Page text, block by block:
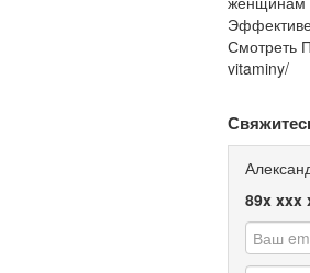
Смотреть
vitaminy/
89x xxx